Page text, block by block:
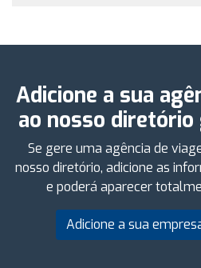
Adicione a sua
ao nosso
Se gere uma agência de
nosso diretório, adicione as
e poderá aparecer
Adicione a sua